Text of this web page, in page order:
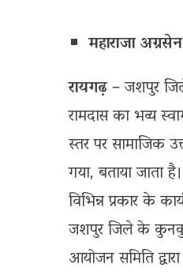
महाराजा
रायगढ़ –जशपुर
रामदास का भव्य
स्तर पर सामाजिक
गया, बताया जाता
विभिन्न प्रकार के
जशपुर जिले के
आयोजन समिति